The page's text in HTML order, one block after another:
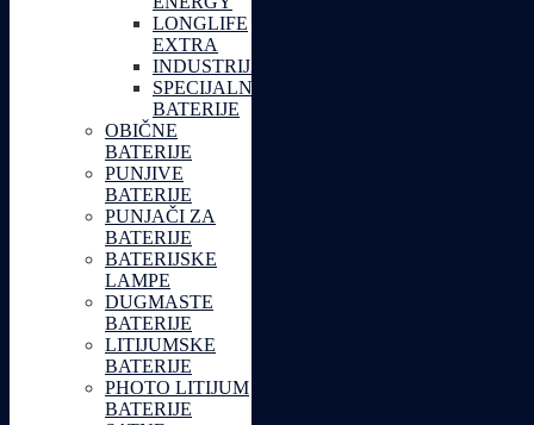
LONGLIFE
EXTRA
INDUSTRIJAL
SPECIJALNE
BATERIJE
OBIČNE
BATERIJE
PUNJIVE
BATERIJE
PUNJAČI ZA
BATERIJE
BATERIJSKE
LAMPE
DUGMASTE
BATERIJE
LITIJUMSKE
BATERIJE
PHOTO LITIJUM
BATERIJE